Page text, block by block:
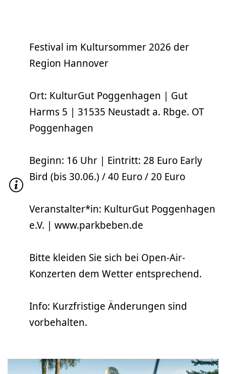
Festival im Kultursommer 2026 der
Region Hannover
Ort: KulturGut Poggenhagen | Gut
Harms 5 | 31535 Neustadt a. Rbge. OT
Poggenhagen
Beginn: 16 Uhr | Eintritt: 28 Euro Early
Bird (bis 30.06.) / 40 Euro / 20 Euro
Veranstalter*in: KulturGut Poggenhagen
e.V. | www.parkbeben.de
Bitte kleiden Sie sich bei Open-Air-
Konzerten dem Wetter entsprechend.
Info: Kurzfristige Änderungen sind
vorbehalten.